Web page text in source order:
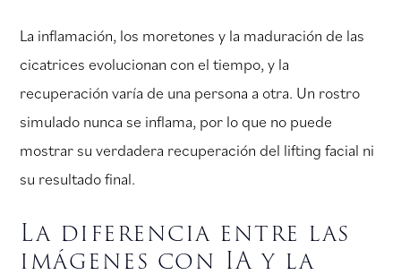
La inflamación, los moretones y la maduración de las
cicatrices evolucionan con el tiempo, y la
recuperación varía de una persona a otra. Un rostro
simulado nunca se inflama, por lo que no puede
mostrar su verdadera recuperación del lifting facial ni
su resultado final.
La diferencia entre las
imágenes con IA y la